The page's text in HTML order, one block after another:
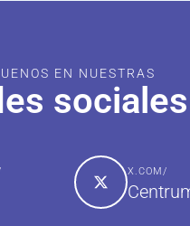
EN NUESTRAS
sociales
X.COM/